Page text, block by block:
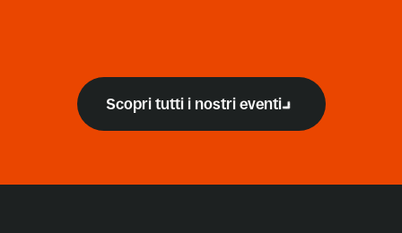
Scopri tutti i nostri eventi